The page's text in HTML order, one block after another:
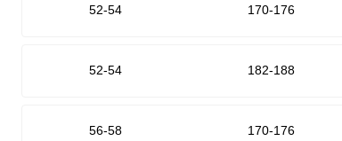
52-54 170-176
52-54 182-188
56-58 170-176